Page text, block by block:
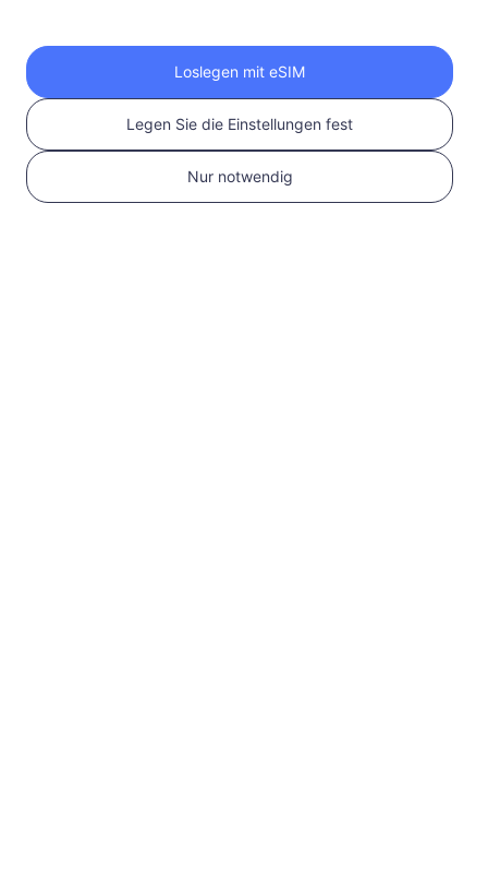
30 Tage
Loslegen mit eSIM
Legen Sie die Einstellungen fest
Nur notwendig